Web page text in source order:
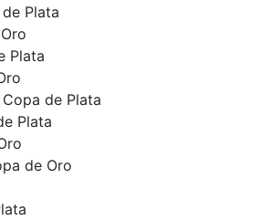
Plata
Plata
de Plata
Plata
de Oro